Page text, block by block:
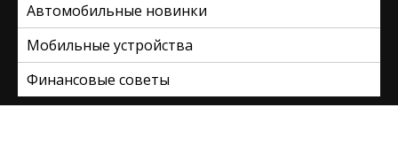
и
Автомобильные новинки
Мобильные устройства
Финансовые советы